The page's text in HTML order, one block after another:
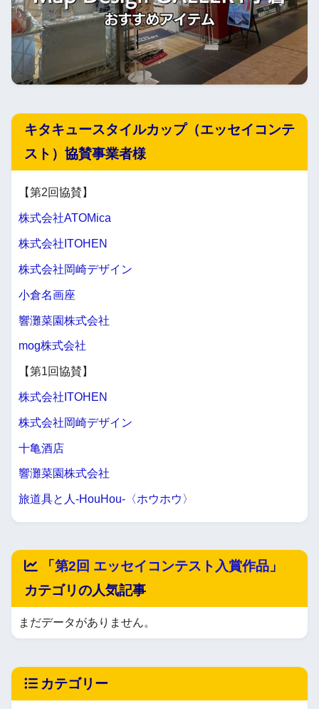
キタキュースタイルカップ（エッセイコンテ
スト）協賛事業者様
【第2回協賛】
株式会社ATOMica
株式会社ITOHEN
株式会社岡崎デザイン
小倉名画座
響灘菜園株式会社
mog株式会社
【第1回協賛】
株式会社ITOHEN
株式会社岡崎デザイン
十亀酒店
響灘菜園株式会社
旅道具と人-HouHou-〈ホウホウ〉
「 第2回 エッセイコンテスト入賞作品 」
カテゴリの人気記事
まだデータがありません。
カテゴリー